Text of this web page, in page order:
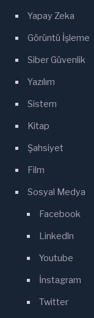
Yapay Zeka
Görüntü İşleme
Siber Güvenlik
Yazılım
Sistem
Kitap
Şahsiyet
Film
Sosyal Medya
Facebook
Linkedln
Youtube
İnstagram
Twitter